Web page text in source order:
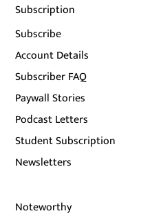
Subscription
Subscribe
Account Details
Subscriber FAQ
Paywall Stories
Podcast Letters
Student Subscription
Newsletters
Noteworthy